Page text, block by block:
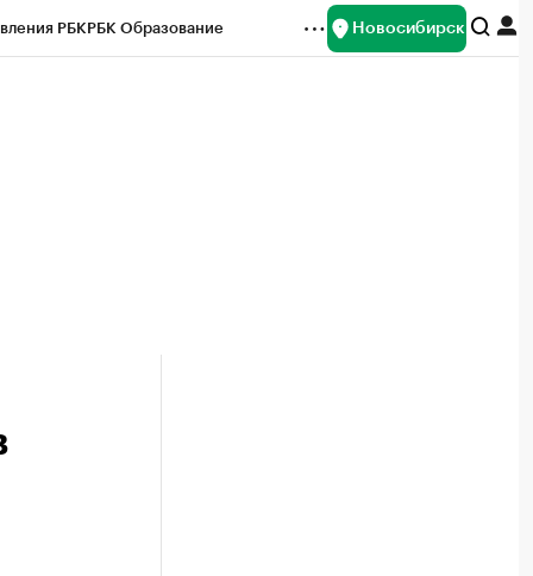
РБКРБК Образование Новосибирск